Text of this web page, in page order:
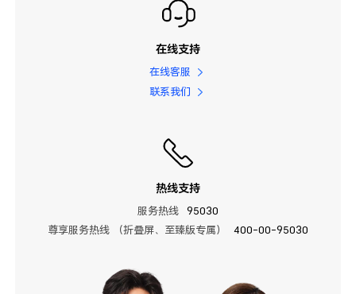
在线支持
在线客服
联系我们
热线支持
服务热线
95030
尊享服务热线 （折叠屏、至臻版专属）
400-00-95030